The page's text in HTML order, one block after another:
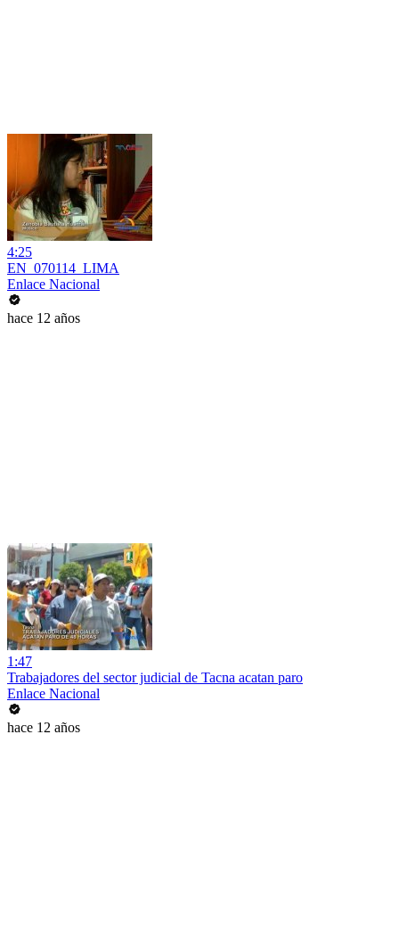
4:25
EN_070114_LIMA
Enlace Nacional
hace 12 años
1:47
Trabajadores del sector judicial de Tacna acatan paro
Enlace Nacional
hace 12 años